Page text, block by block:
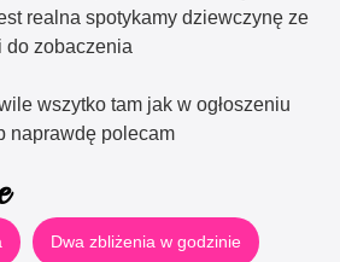
realna spotykamy dziewczynę ze
do zobaczenia
wszytko tam jak w ogłoszeniu
naprawdę polecam
Dwa zbliżenia w godzinie